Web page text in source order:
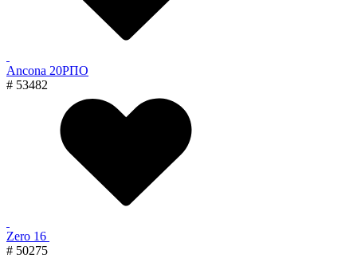
Ancona 20РПО
# 53482
Zero 16
# 50275